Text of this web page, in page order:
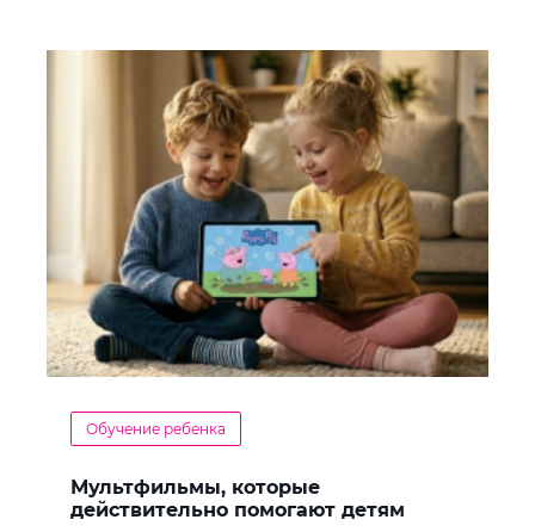
Обучение ребенка
Мультфильмы, которые
действительно помогают детям